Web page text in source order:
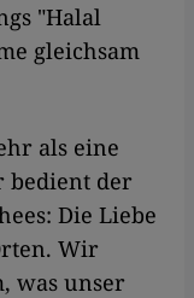
"Halal
gleichsam
als eine
bedient der
Die Liebe
Wir
was unser